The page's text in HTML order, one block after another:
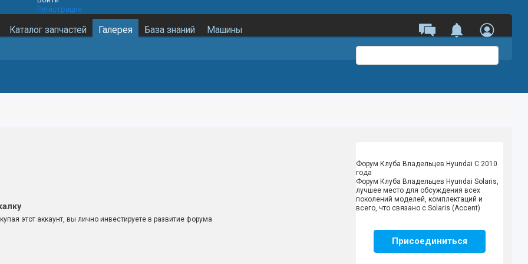
Регистрация
Каталог запчастей Галерея База знаний Машины
этот аккаунт, вы лично инвестируете в развитие форума
Форум Клуба Владельцев Hyundai С 2010
года
Форум Клуба Владельцев Hyundai Solaris,
лучшее место для обсуждения всех
поколений моделей, комплектаций и
всего, что связано с Solaris (Accent)
Присоединиться